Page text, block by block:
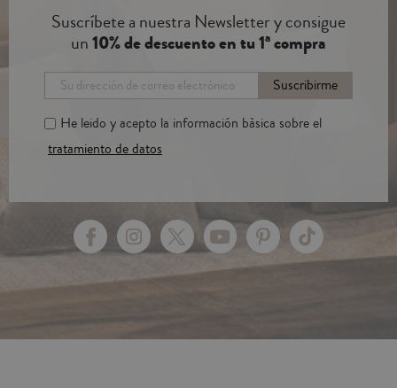
Suscríbete a nuestra Newsletter y consigue
un10% de descuento en tu 1ª compra
Suscribirme
He leido y acepto la información bàsica sobre el
tratamiento de datos